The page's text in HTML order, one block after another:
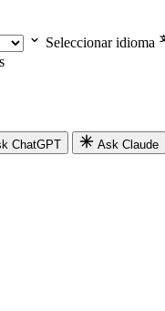
Seleccionar idioma
ChatGPT Ask Claude